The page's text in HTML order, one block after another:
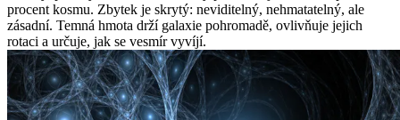
procent kosmu. Zbytek je skrytý: neviditelný, nehmatatelný, ale
zásadní. Temná hmota drží galaxie pohromadě, ovlivňuje jejich
rotaci a určuje, jak se vesmír vyvíjí.